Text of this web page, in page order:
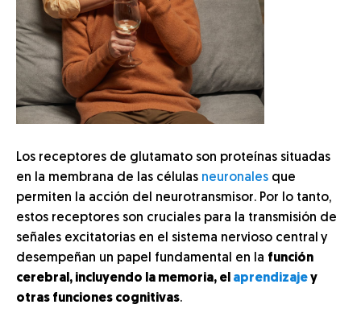
Los receptores de glutamato son proteínas situadas
en la membrana de las células neuronales que
permiten la acción del neurotransmisor. Por lo tanto,
estos receptores son cruciales para la transmisión de
señales excitatorias en el sistema nervioso central y
desempeñan un papel fundamental en la función
cerebral, incluyendo la memoria, el aprendizajey
otras funciones cognitivas.